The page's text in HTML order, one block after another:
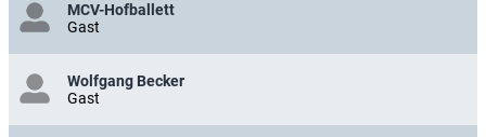
MCV-Hofballett
Gast
Wolfgang Becker
Gast